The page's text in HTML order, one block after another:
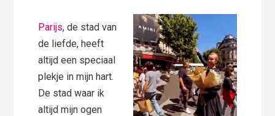
Parijs, de stad van
de liefde, heeft
altijd een speciaal
plekje in mijn hart.
De stad waar ik
altijd mijn ogen